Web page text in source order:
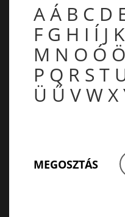
AÁ B C D
F G H I Í J K
M N O Ó Ö
P Q R S T
Ü Ű VWX
MEGOSZTÁS